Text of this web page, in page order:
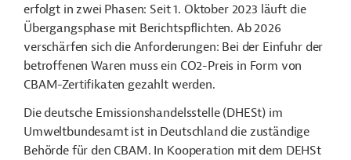
erfolgt in zwei Phasen: Seit 1. Oktober 2023 läuft die
Übergangsphase mit Berichtspflichten. Ab 2026
verschärfen sich die Anforderungen: Bei der Einfuhr der
betroffenen Waren muss ein CO2-Preis in Form von
CBAM-Zertifikaten gezahlt werden.
Die deutsche Emissionshandelsstelle (DHESt) im
Umweltbundesamt ist in Deutschland die zuständige
Behörde für den CBAM. In Kooperation mit dem DEHSt